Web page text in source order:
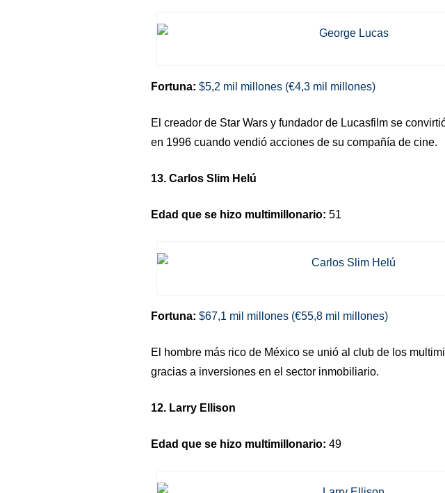
Fortuna: $5,2 mil millones (€4,3 mil millones)
El creador de Star Wars y fundador de Lucasfilm se
en 1996 cuando vendió acciones de su compañía de cine.
13. Carlos Slim Helú
Edad que se hizo multimillonario: 51
Fortuna: $67,1 mil millones (€55,8 mil millones)
El hombre más rico de México se unió al club de los
gracias a inversiones en el sector inmobiliario.
12. Larry Ellison
Edad que se hizo multimillonario: 49